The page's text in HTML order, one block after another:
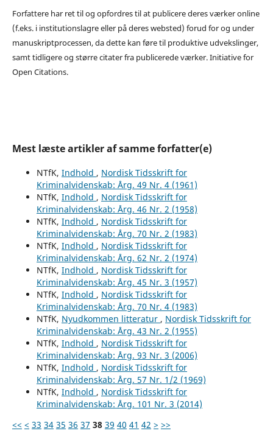
Forfattere har ret til og opfordres til at publicere deres værker online
(f.eks. i institutionslagre eller på deres websted) forud for og under
manuskriptprocessen, da dette kan føre til produktive udvekslinger,
samt tidligere og større citater fra publicerede værker. Initiative for
Open Citations.
Mest læste artikler af samme forfatter(e)
NTfK, Indhold , Nordisk Tidsskrift for
Kriminalvidenskab: Årg. 49 Nr. 4 (1961)
NTfK, Indhold , Nordisk Tidsskrift for
Kriminalvidenskab: Årg. 46 Nr. 2 (1958)
NTfK, Indhold , Nordisk Tidsskrift for
Kriminalvidenskab: Årg. 70 Nr. 2 (1983)
NTfK, Indhold , Nordisk Tidsskrift for
Kriminalvidenskab: Årg. 62 Nr. 2 (1974)
NTfK, Indhold , Nordisk Tidsskrift for
Kriminalvidenskab: Årg. 45 Nr. 3 (1957)
NTfK, Indhold , Nordisk Tidsskrift for
Kriminalvidenskab: Årg. 70 Nr. 4 (1983)
NTfK, Nyudkommen litteratur , Nordisk Tidsskrift for
Kriminalvidenskab: Årg. 43 Nr. 2 (1955)
NTfK, Indhold , Nordisk Tidsskrift for
Kriminalvidenskab: Årg. 93 Nr. 3 (2006)
NTfK, Indhold , Nordisk Tidsskrift for
Kriminalvidenskab: Årg. 57 Nr. 1/2 (1969)
NTfK, Indhold , Nordisk Tidsskrift for
Kriminalvidenskab: Årg. 101 Nr. 3 (2014)
<< < 33 34 35 36 37 38 39 40 41 42 > >>